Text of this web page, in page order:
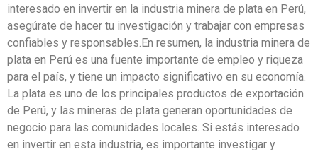
interesado en invertir en la industria minera de plata en Perú,
asegúrate de hacer tu investigación y trabajar con empresas
confiables y responsables.En resumen, la industria minera de
plata en Perú es una fuente importante de empleo y riqueza
para el país, y tiene un impacto significativo en su economía.
La plata es uno de los principales productos de exportación
de Perú, y las mineras de plata generan oportunidades de
negocio para las comunidades locales. Si estás interesado
en invertir en esta industria, es importante investigar y